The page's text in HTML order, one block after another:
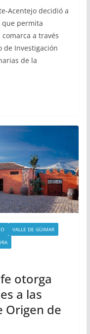
Acentejo decidió a
que permita
a través
de Investigación
de la
VALLE DE GÜIMAR
otorga
a las
Origen de